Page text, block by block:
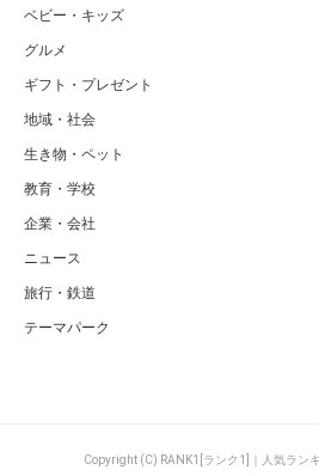
ベビー・キッズ
グルメ
ギフト・プレゼント
地域・社会
生き物・ペット
教育・学校
企業・会社
ニュース
旅行・鉄道
テーマパーク
Copyright (C) RANK1[ランク1]｜人気ラン